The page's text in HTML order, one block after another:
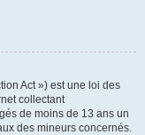
Act ») est une loi des
collectant
de moins de 13 ans un
des mineurs concernés.